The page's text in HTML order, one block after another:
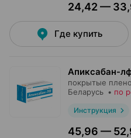
24,42 —
Где купить
Апиксабан-
покрытые
Беларусь • по
Инструкция
45,96 —